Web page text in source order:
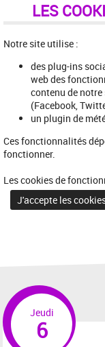
LES
Notre site utilise :
des plug-ins
web des
contenu de
(Facebook,
un plugin de
Ces fonctionnalités
fonctionner.
Les cookies de
J'accepte les
Jeudi
6